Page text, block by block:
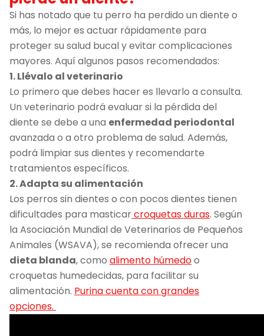
Si has notado que tu perro ha perdido un diente o
más, lo mejor es actuar rápidamente para
proteger su salud bucal y evitar complicaciones
mayores. Aquí algunos pasos recomendados:
1. Llévalo al veterinario
Lo primero que debes hacer es llevarlo a consulta.
Un veterinario podrá evaluar si la pérdida del
diente se debe a una enfermedad periodontal
avanzada o a otro problema de salud. Además,
podrá limpiar sus dientes y recomendarte
tratamientos específicos.
2. Adapta su alimentación
Los perros sin dientes o con pocos dientes tienen
dificultades para masticarcroquetas duras. Según
la Asociación Mundial de Veterinarios de Pequeños
Animales (WSAVA), se recomienda ofrecer una
dieta blanda, como alimento húmedoo
croquetas humedecidas, para facilitar su
alimentación. Purina cuenta con grandes
opciones.